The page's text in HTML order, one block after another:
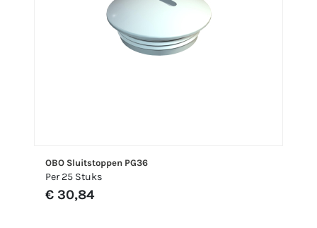
OBO Sluitstoppen PG36
Per 25 Stuks
€ 30,84